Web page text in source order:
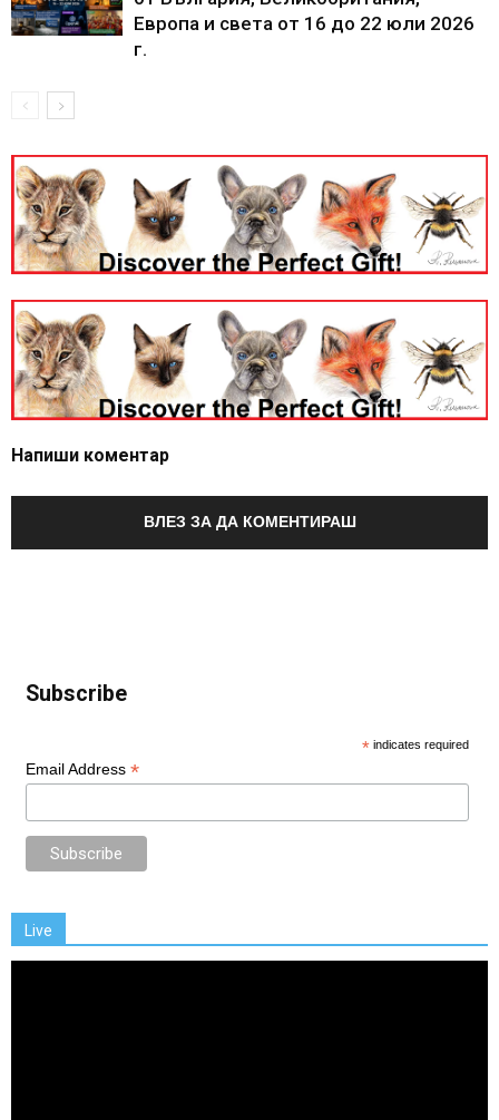
Европа и света от 16 до 22 юли 2026
г.
Напиши коментар
ВЛЕЗ ЗА ДА КОМЕНТИРАШ
Subscribe
* indicates required
Email Address *
Live